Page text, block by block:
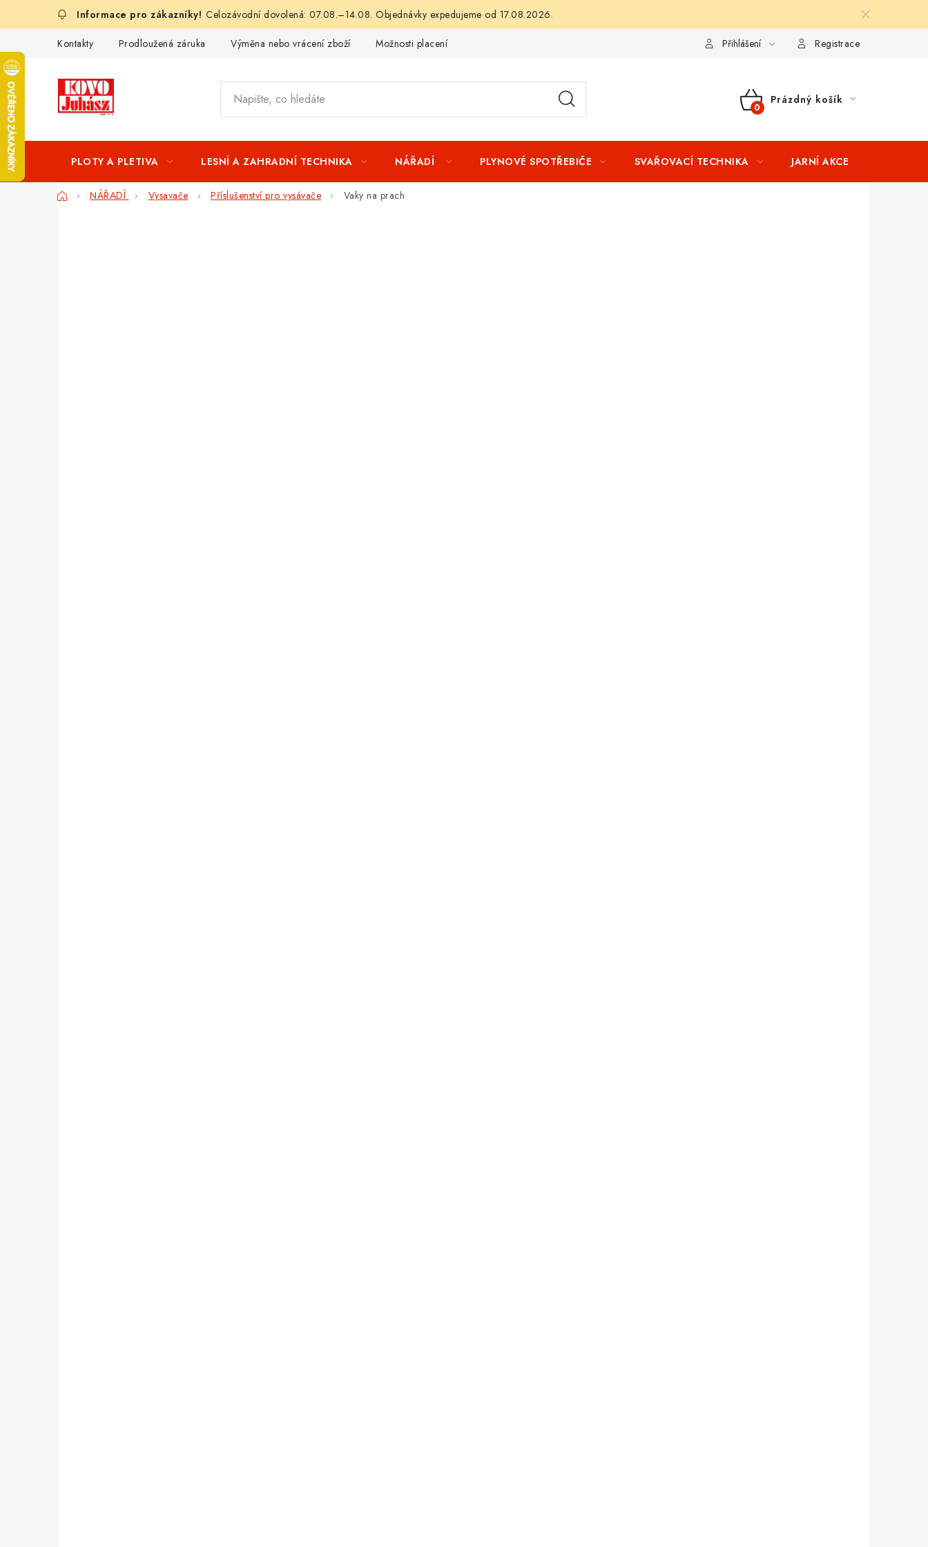
Celozávodní dovolená: 07.08.–14.08. Objednávky expedujeme od 17.08.2026.
Kontakty Prodloužená záruka Výměna nebo vrácení zboží Možnosti placení Splátkový prodej Tabulka velikostí oblečení
Přihlášení Registrace
NÁKUPNÍ
Prázdný košík
PLOTY A PLETIVA LESNÍ A ZAHRADNÍ TECHNIKA NÁŘADÍ PLYNOVÉ SPOTŘEBIČE SVAŘOVACÍ TECHNIKA JARNÍ AKCE
DomůNÁŘADÍ Vysavače Příslušenství pro vysávače Vaky na prach